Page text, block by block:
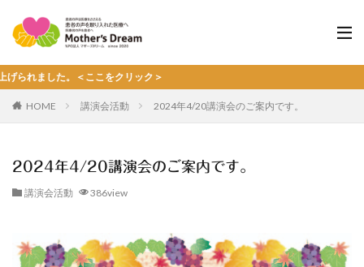
＜ここをクリック＞
HOME 講演会活動 2024年4/20講演会のご案内です。
2024年4/20講演会のご案内です。
講演会活動 386view